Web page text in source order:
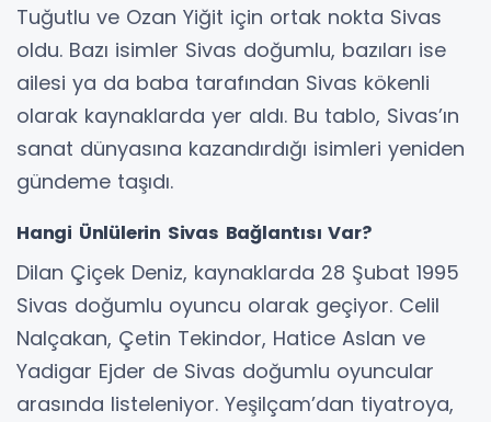
Tuğutlu ve Ozan Yiğit için ortak nokta Sivas
oldu. Bazı isimler Sivas doğumlu, bazıları ise
ailesi ya da baba tarafından Sivas kökenli
olarak kaynaklarda yer aldı. Bu tablo, Sivas’ın
sanat dünyasına kazandırdığı isimleri yeniden
gündeme taşıdı.
Hangi Ünlülerin Sivas Bağlantısı Var?
Dilan Çiçek Deniz, kaynaklarda 28 Şubat 1995
Sivas doğumlu oyuncu olarak geçiyor. Celil
Nalçakan, Çetin Tekindor, Hatice Aslan ve
Yadigar Ejder de Sivas doğumlu oyuncular
arasında listeleniyor. Yeşilçam’dan tiyatroya,